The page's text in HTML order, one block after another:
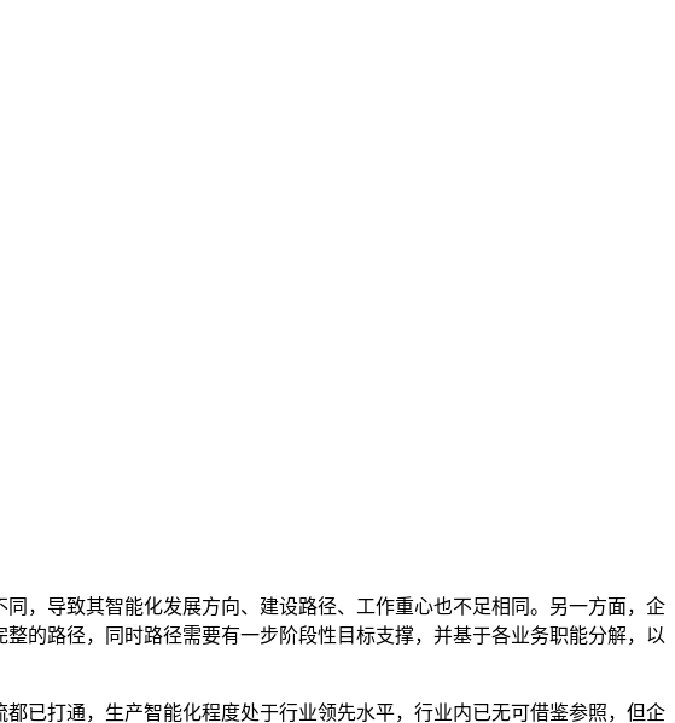
，导致其智能化发展方向、建设路径、工作重心也不足相同。另一方面，企
的路径，同时路径需要有一步阶段性目标支撑，并基于各业务职能分解，以
已打通，生产智能化程度处于行业领先水平，行业内已无可借鉴参照，但企